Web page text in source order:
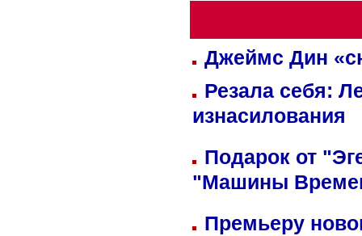
Джеймс Дин
Резала себя:
изнасилования
Подарок от
"Машины
Премьеру